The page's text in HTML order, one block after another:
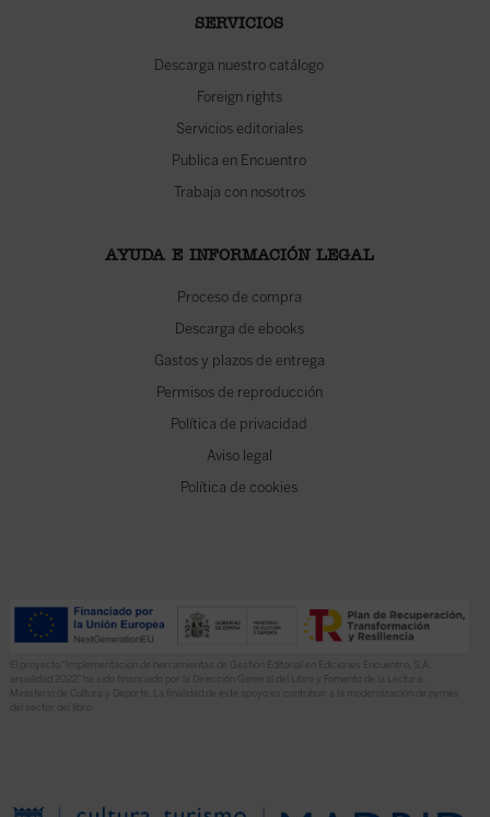
SERVICIOS
Descarga nuestro catálogo
Foreign rights
Servicios editoriales
Publica en Encuentro
Trabaja con nosotros
AYUDA E INFORMACIÓN LEGAL
Proceso de compra
Descarga de ebooks
Gastos y plazos de entrega
Permisos de reproducción
Política de privacidad
Aviso legal
Política de cookies
El proyecto “Implementación de herramientas de Gestión Editorial en Ediciones Encuentro, S.A.
anualidad 2022” ha sido financiado por la Dirección General del Libro y Fomento de la Lectura,
Ministerio de Cultura y Deporte. La finalidad de este apoyo es contribuir a la modernización de pymes
del sector del libro.